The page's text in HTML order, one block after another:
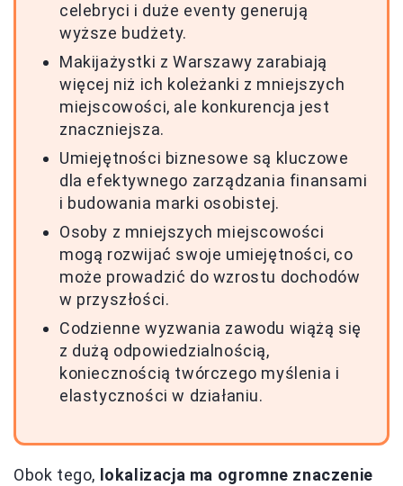
celebryci i duże eventy generują
wyższe budżety.
Makijażystki z Warszawy zarabiają
więcej niż ich koleżanki z mniejszych
miejscowości, ale konkurencja jest
znaczniejsza.
Umiejętności biznesowe są kluczowe
dla efektywnego zarządzania finansami
i budowania marki osobistej.
Osoby z mniejszych miejscowości
mogą rozwijać swoje umiejętności, co
może prowadzić do wzrostu dochodów
w przyszłości.
Codzienne wyzwania zawodu wiążą się
z dużą odpowiedzialnością,
koniecznością twórczego myślenia i
elastyczności w działaniu.
Obok tego, lokalizacja ma ogromne znaczenie